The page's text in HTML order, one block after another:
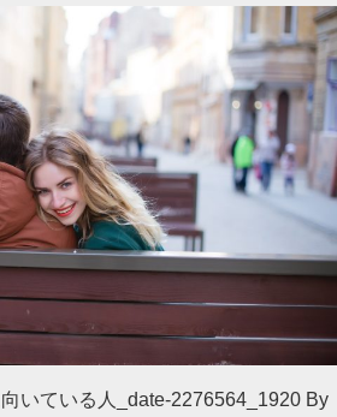
いている人_date-2276564_1920 By